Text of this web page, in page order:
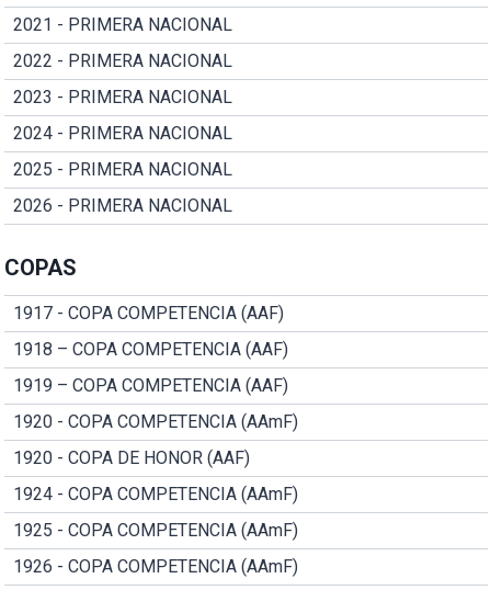
2021 - PRIMERA NACIONAL
2022 - PRIMERA NACIONAL
2023 - PRIMERA NACIONAL
2024 - PRIMERA NACIONAL
2025 - PRIMERA NACIONAL
2026 - PRIMERA NACIONAL
COPAS
1917 - COPA COMPETENCIA (AAF)
1918 – COPA COMPETENCIA (AAF)
1919 – COPA COMPETENCIA (AAF)
1920 - COPA COMPETENCIA (AAmF)
1920 - COPA DE HONOR (AAF)
1924 - COPA COMPETENCIA (AAmF)
1925 - COPA COMPETENCIA (AAmF)
1926 - COPA COMPETENCIA (AAmF)